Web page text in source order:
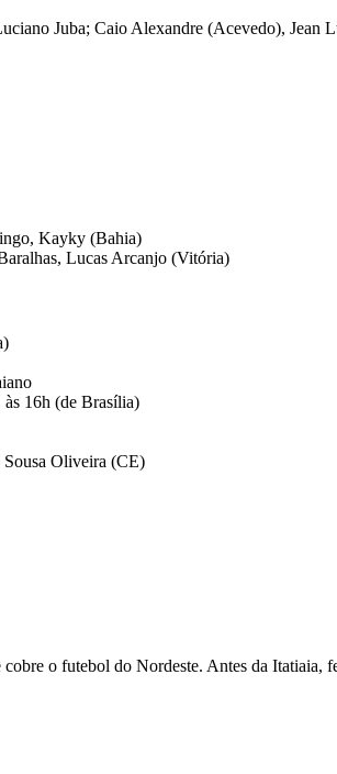
Juba; Caio Alexandre (Acevedo),
Kayky (Bahia)
Lucas Arcanjo (Vitória)
16h (de Brasília)
Oliveira (CE)
o futebol do Nordeste. Antes da